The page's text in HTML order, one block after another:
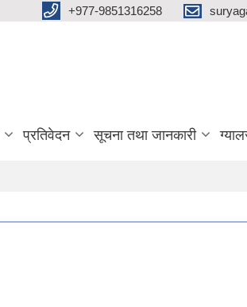
+977-9851316258
प्रतिवेदन सूचना तथा जानकारी